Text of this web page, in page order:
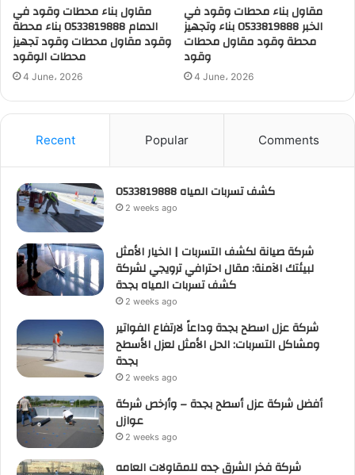
مقاول بناء محطات وقود في
الدمام 0533819888 بناء محطة
وقود مقاول محطات وقود تجهيز
محطات الوقود
4 June، 2026
مقاول بناء محطات وقود في
الخبر 0533819888 بناء وتجهيز
محطة وقود مقاول محطات
وقود
4 June، 2026
Recent Popular Comments
كشف تسربات المياه 0533819888
2 weeks ago
شركة صيانة لكشف التسربات | الخيار الأمثل
لبيئتك الآمنة: مقال احترافي ترويجي لشركة
كشف تسربات المياه بجدة
2 weeks ago
شركة عزل اسطح بجدة وداعاً لارتفاع الفواتير
ومشاكل التسربات: الحل الأمثل لعزل الأسطح
بجدة
2 weeks ago
أفضل شركة عزل أسطح بجدة – وأرخص شركة
عوازل
2 weeks ago
شركة فخر الشرق جده للمقاولات العامه